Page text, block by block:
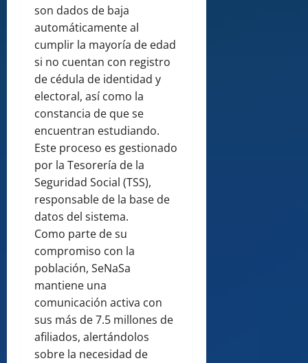
son dados de baja
automáticamente al
cumplir la mayoría de edad
si no cuentan con registro
de cédula de identidad y
electoral, así como la
constancia de que se
encuentran estudiando.
Este proceso es gestionado
por la Tesorería de la
Seguridad Social (TSS),
responsable de la base de
datos del sistema.
Como parte de su
compromiso con la
población, SeNaSa
mantiene una
comunicación activa con
sus más de 7.5 millones de
afiliados, alertándolos
sobre la necesidad de